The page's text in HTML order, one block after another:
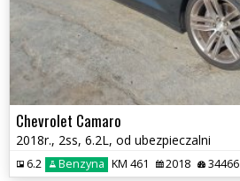
Chevrolet Camaro
2018r., 2ss, 6.2L, od ubezpieczalni
6.2 Benzyna KM 461 2018 34466